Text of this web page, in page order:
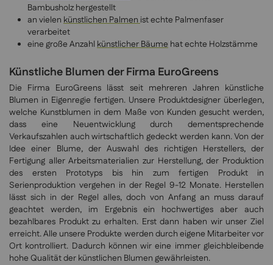
Bambusholz hergestellt
an vielen künstlichen Palmenist echte Palmenfaser
verarbeitet
eine große Anzahl künstlicher Bäume hat echte Holzstämme
Künstliche Blumen der Firma EuroGreens
Die Firma EuroGreens lässt seit mehreren Jahren künstliche
Blumen in Eigenregie fertigen. Unsere Produktdesigner überlegen,
welche Kunstblumen in dem Maße von Kunden gesucht werden,
dass eine Neuentwicklung durch dementsprechende
Verkaufszahlen auch wirtschaftlich gedeckt werden kann. Von der
Idee einer Blume, der Auswahl des richtigen Herstellers, der
Fertigung aller Arbeitsmaterialien zur Herstellung, der Produktion
des ersten Prototyps bis hin zum fertigen Produkt in
Serienproduktion vergehen in der Regel 9-12 Monate. Herstellen
lässt sich in der Regel alles, doch von Anfang an muss darauf
geachtet werden, im Ergebnis ein hochwertiges aber auch
bezahlbares Produkt zu erhalten. Erst dann haben wir unser Ziel
erreicht. Alle unsere Produkte werden durch eigene Mitarbeiter vor
Ort kontrolliert. Dadurch können wir eine immer gleichbleibende
hohe Qualität der künstlichen Blumen gewährleisten.